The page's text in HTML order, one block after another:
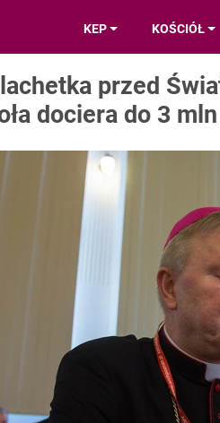
KEP KOŚCIÓŁ
przed
dociera do 3